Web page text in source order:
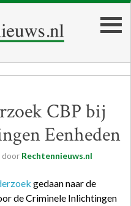
CBP bij
Eenheden
door Rechtennieuws.nl
gedaan naar de
de Criminele Inlichtingen